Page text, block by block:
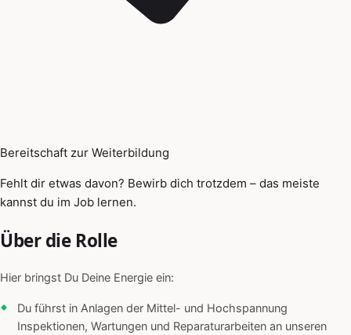
Bereitschaft zur Weiterbildung
Fehlt dir etwas davon? Bewirb dich trotzdem – das meiste
kannst du im Job lernen.
Über die Rolle
Hier bringst Du Deine Energie ein:
Du führst in Anlagen der Mittel- und Hochspannung
Inspektionen, Wartungen und Reparaturarbeiten an unseren